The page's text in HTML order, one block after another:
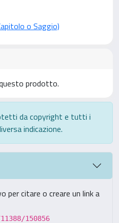
o Saggio)
prodotto.
da copyright e tutti i
indicazione.
per citare o creare un link a
150856